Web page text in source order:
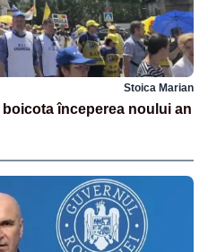
Stoica Marian
începerea noului an